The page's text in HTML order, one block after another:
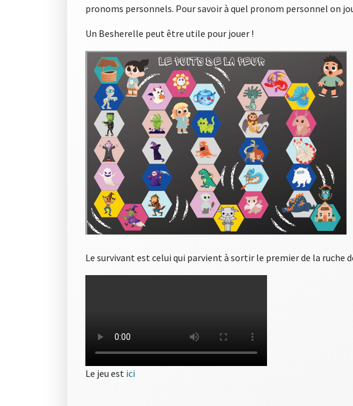
pronoms personnels. Pour savoir à quel pronom personnel on
Un Besherelle peut être utile pour jouer !
Le survivant est celui qui parvient à sortir le premier de la ruche
Le jeu est ici